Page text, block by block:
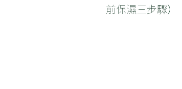
前保濕三步驟）